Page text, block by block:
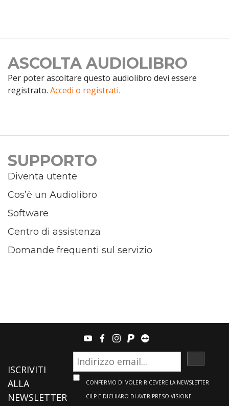
ASCOLTA AUDIOLIBRO
Per poter ascoltare questo audiolibro devi essere
registrato. Accedi o registrati.
SUPPORTO
Diventa utente
Cos’è un Audiolibro
Software
Centro di assistenza
Domande frequenti sul servizio
youtubefacebook
instagram
paypalteamviewer
ISCRIVITI
ALLA
NEWSLETTER
CONFERMO DI VOLER RICEVERE LA NEWSLETTER
CILP E DICHIARO DI AVER PRESO VISIONE